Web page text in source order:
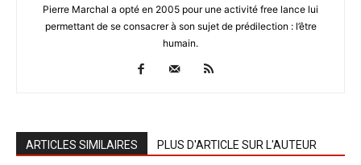
Pierre Marchal a opté en 2005 pour une activité free lance lui
permettant de se consacrer à son sujet de prédilection : l’être
humain.
ARTICLES SIMILAIRES PLUS D'ARTICLE SUR L'AUTEUR